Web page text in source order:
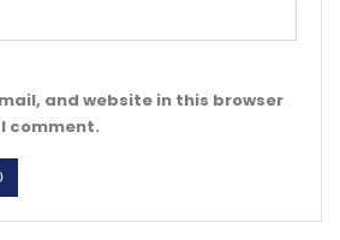
and website in this browser
comment.